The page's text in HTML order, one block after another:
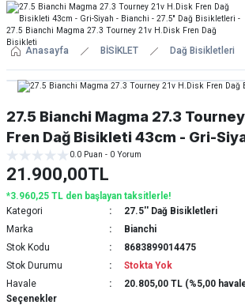
Anasayfa BİSİKLET Dağ Bisikletleri
27.5 Bianchi Magma 27.3
Fren Dağ Bisikleti 43cm - Gri-
0.0 Puan - 0 Yorum
21.900,00TL
*3.960,25 TL den başlayan taksitlerle!
Kategori
27.5'' Dağ Bisikletleri
Marka
Bianchi
Stok Kodu
8683899014475
Stok Durumu
Stokta Yok
Havale
20.805,00 TL (%5,00
Seçenekler